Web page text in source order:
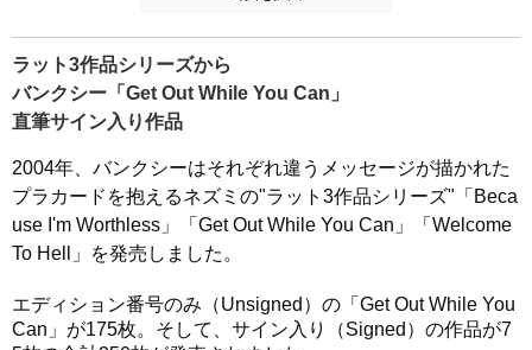
ラット3作品シリーズから
バンクシー「Get Out While You Can」
直筆サイン入り作品
2004年、バンクシーはそれぞれ違うメッセージが描かれた
プラカードを抱えるネズミの"ラット3作品シリーズ"「Beca
use I'm Worthless」「Get Out While You Can」「Welcome
To Hell」を発売しました。
エディション番号のみ（Unsigned）の「Get Out While You
Can」が175枚。そして、サイン入り（Signed）の作品が7